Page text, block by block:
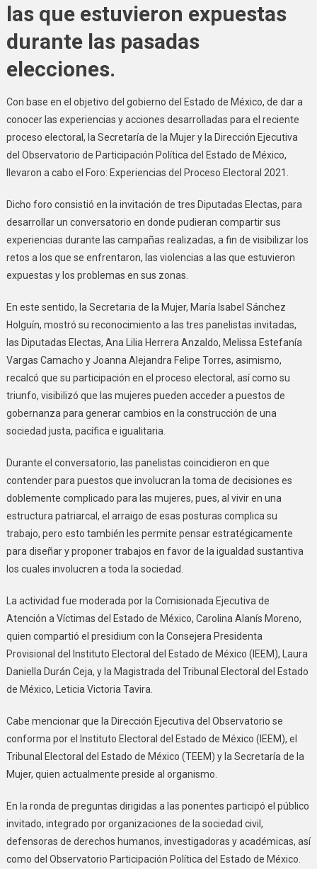
las que estuvieron expuestas
durante las pasadas
elecciones.
Con base en el objetivo del gobierno del Estado de México, de dar a
conocer las experiencias y acciones desarrolladas para el reciente
proceso electoral, la Secretaría de la Mujer y la Dirección Ejecutiva
del Observatorio de Participación Política del Estado de México,
llevaron a cabo el Foro: Experiencias del Proceso Electoral 2021.
Dicho foro consistió en la invitación de tres Diputadas Electas, para
desarrollar un conversatorio en donde pudieran compartir sus
experiencias durante las campañas realizadas, a fin de visibilizar los
retos a los que se enfrentaron, las violencias a las que estuvieron
expuestas y los problemas en sus zonas.
En este sentido, la Secretaria de la Mujer, María Isabel Sánchez
Holguín, mostró su reconocimiento a las tres panelistas invitadas,
las Diputadas Electas, Ana Lilia Herrera Anzaldo, Melissa Estefanía
Vargas Camacho y Joanna Alejandra Felipe Torres, asimismo,
recalcó que su participación en el proceso electoral, así como su
triunfo, visibilizó que las mujeres pueden acceder a puestos de
gobernanza para generar cambios en la construcción de una
sociedad justa, pacífica e igualitaria.
Durante el conversatorio, las panelistas coincidieron en que
contender para puestos que involucran la toma de decisiones es
doblemente complicado para las mujeres, pues, al vivir en una
estructura patriarcal, el arraigo de esas posturas complica su
trabajo, pero esto también les permite pensar estratégicamente
para diseñar y proponer trabajos en favor de la igualdad sustantiva
los cuales involucren a toda la sociedad.
La actividad fue moderada por la Comisionada Ejecutiva de
Atención a Víctimas del Estado de México, Carolina Alanís Moreno,
quien compartió el presidium con la Consejera Presidenta
Provisional del Instituto Electoral del Estado de México (IEEM), Laura
Daniella Durán Ceja, y la Magistrada del Tribunal Electoral del Estado
de México, Leticia Victoria Tavira.
Cabe mencionar que la Dirección Ejecutiva del Observatorio se
conforma por el Instituto Electoral del Estado de México (IEEM), el
Tribunal Electoral del Estado de México (TEEM) y la Secretaría de la
Mujer, quien actualmente preside al organismo.
En la ronda de preguntas dirigidas a las ponentes participó el público
invitado, integrado por organizaciones de la sociedad civil,
defensoras de derechos humanos, investigadoras y académicas, así
como del Observatorio Participación Política del Estado de México.